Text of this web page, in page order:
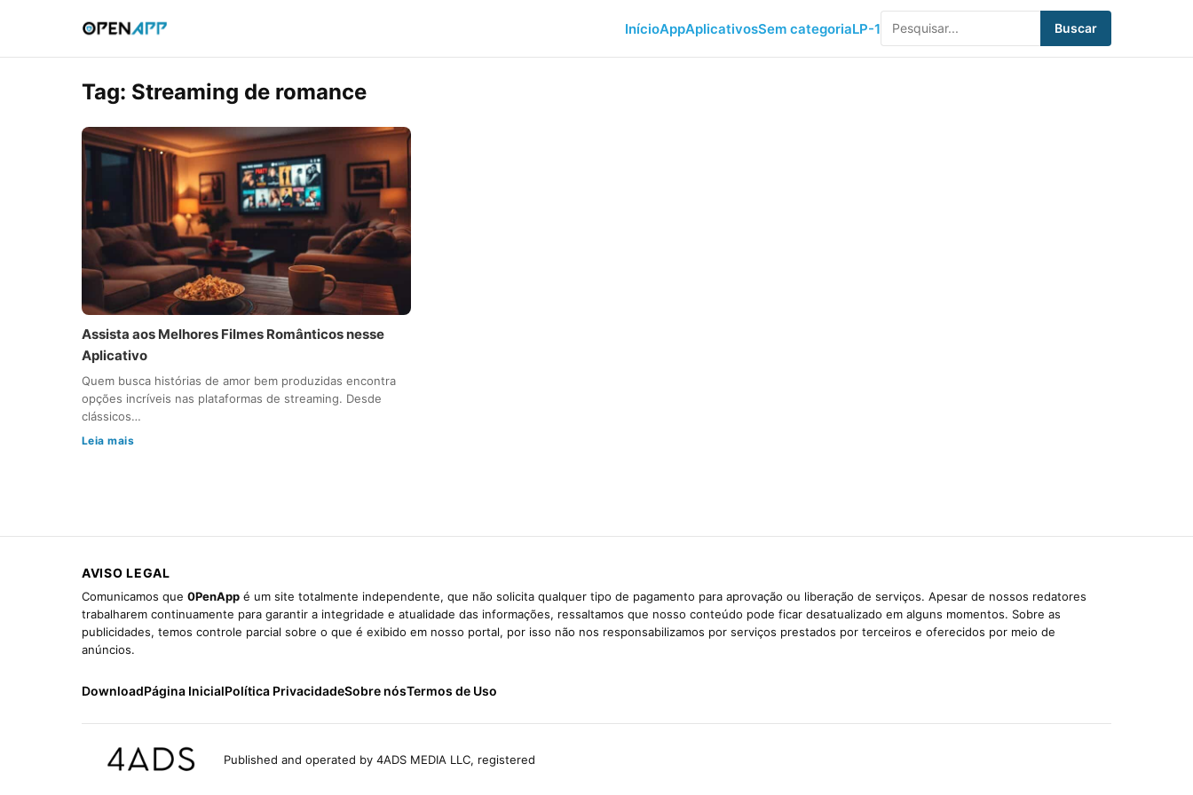
InícioAppAplicativosSem categoriaLP-1 Buscar
Tag: Streaming de romance
Assista aos Melhores Filmes Românticos nesse
Aplicativo
Quem busca histórias de amor bem produzidas encontra
opções incríveis nas plataformas de streaming. Desde
clássicos…
Leia mais
AVISO LEGAL
Comunicamos que 0PenApp é um site totalmente independente, que não solicita qualquer tipo de pagamento para aprovação ou liberação de serviços. Apesar de nossos redatores
trabalharem continuamente para garantir a integridade e atualidade das informações, ressaltamos que nosso conteúdo pode ficar desatualizado em alguns momentos. Sobre as
publicidades, temos controle parcial sobre o que é exibido em nosso portal, por isso não nos responsabilizamos por serviços prestados por terceiros e oferecidos por meio de
anúncios.
DownloadPágina InicialPolítica PrivacidadeSobre nósTermos de Uso
Published and operated by 4ADS MEDIA LLC, registered